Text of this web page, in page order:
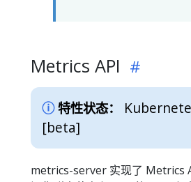
Metrics API
特性状态：
[beta]
metrics-server 实现了 Metrics